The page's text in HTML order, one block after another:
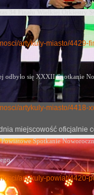
miejscowość
artykuly-miasto/
się XXXII Spotkanie
artykuly-miasto/4418-
Spotkanie
artykuly-powiat/